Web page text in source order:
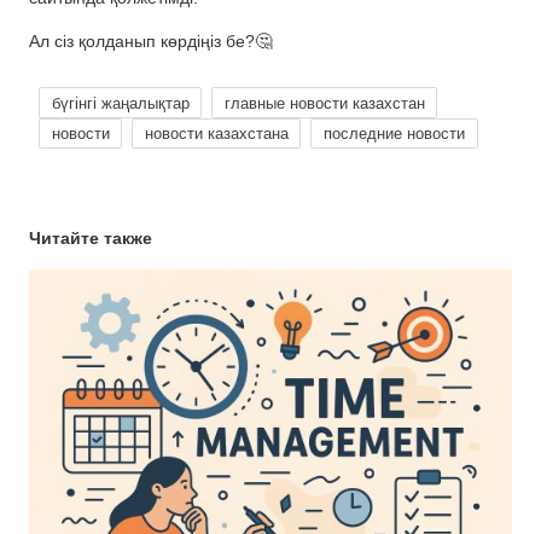
Ал сіз қолданып көрдіңіз бе?🤔
бүгінгі жаңалықтар
главные новости казахстан
новости
новости казахстана последние новости
Читайте также